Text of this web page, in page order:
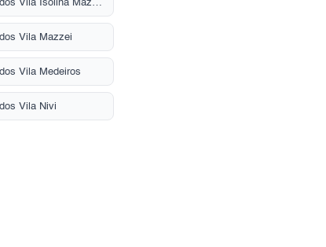
Condomínios Fechados Vila Isolina Mazzei
Vila Mazzei
Vila Medeiros
Vila Nivi